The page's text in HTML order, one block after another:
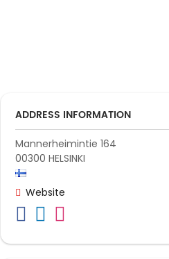
ADDRESS INFORMATION
Mannerheimintie 164
00300 HELSINKI
Website